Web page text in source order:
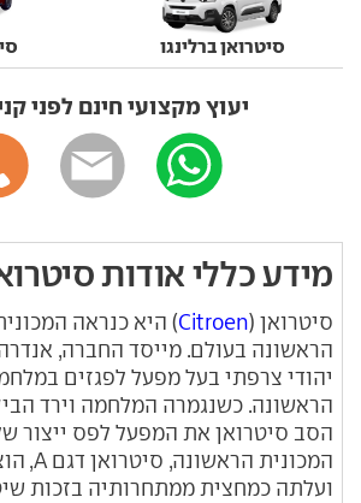
סיטרואן ברלינגו
יעוץ מקצועי חינם לפני
מידע כללי אודות
סיטרואן (Citroen) היא כנראה
הראשונה בעולם. מייסד החברה,
יהודי צרפתי בעל מפעל לפגזים
הראשונה. כשנגמרה המלחמה וירד
הסב סיטרואן את המפעל לפס ייצור
ועלתה כמחצית ממתחרותיה בזכות